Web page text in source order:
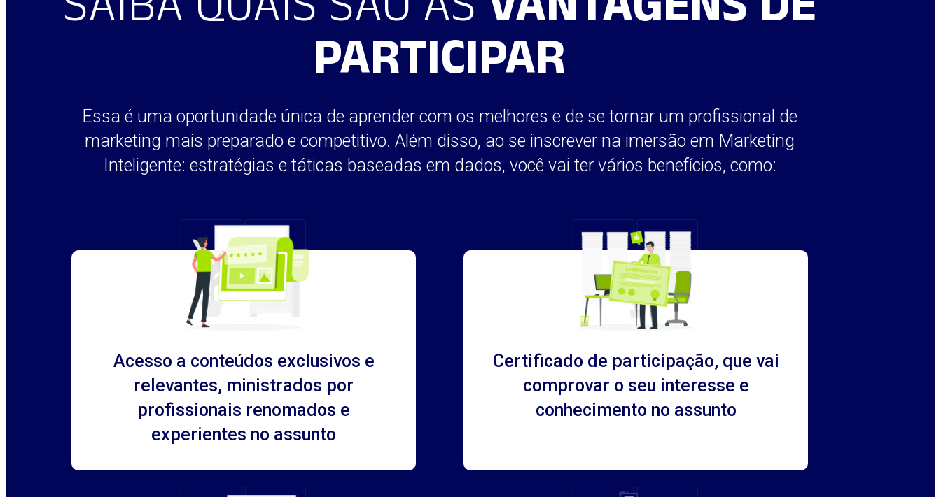
PARTICIPAR
Essa é uma oportunidade única de aprender com os melhores e de se tornar um profissional de
marketing mais preparado e competitivo. Além disso, ao se inscrever na imersão em Marketing
Inteligente: estratégias e táticas baseadas em dados, você vai ter vários benefícios, como:
Acesso a conteúdos exclusivos e
relevantes, ministrados por
profissionais renomados e
experientes no assunto
Certificado de participação, que vai
comprovar o seu interesse e
conhecimento no assunto